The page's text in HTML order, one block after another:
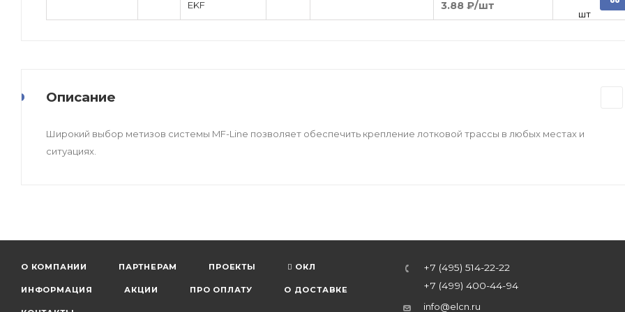
EKF
3.88 ₽/шт
шт
Описание
Широкий выбор метизов системы MF-Line позволяет обеспечить крепление лотковой трассы в любых местах и
ситуациях.
О КОМПАНИИ ПАРТНЕРАМ ПРОЕКТЫ ОКЛ
ИНФОРМАЦИЯ АКЦИИ ПРО ОПЛАТУ О ДОСТАВКЕ
+7 (495) 514-22-22
+7 (499) 400-44-94
info@elcn.ru